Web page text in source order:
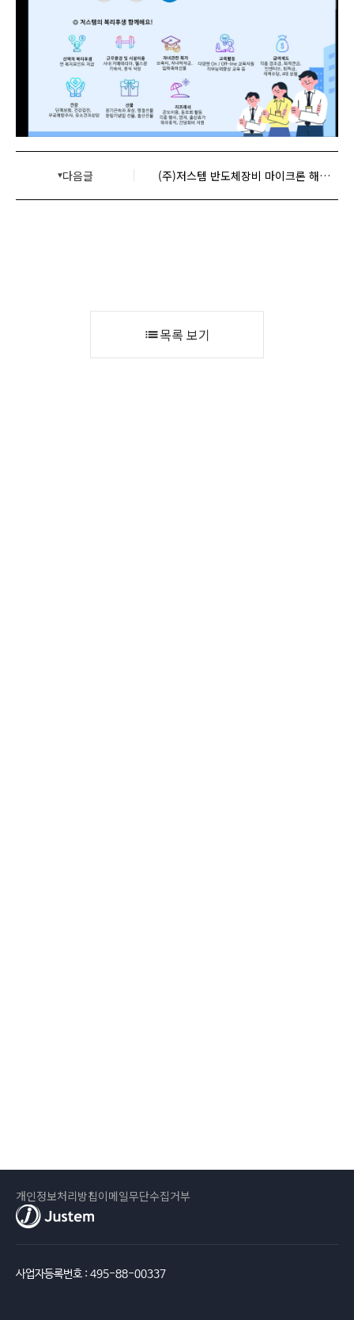
다음글 (주)저스템 반도체장비 마이크론 해외영업 담당자 정규직 채용
목록 보기
개인정보처리방침이메일무단수집거부
사업자등록번호 : 495-88-00337